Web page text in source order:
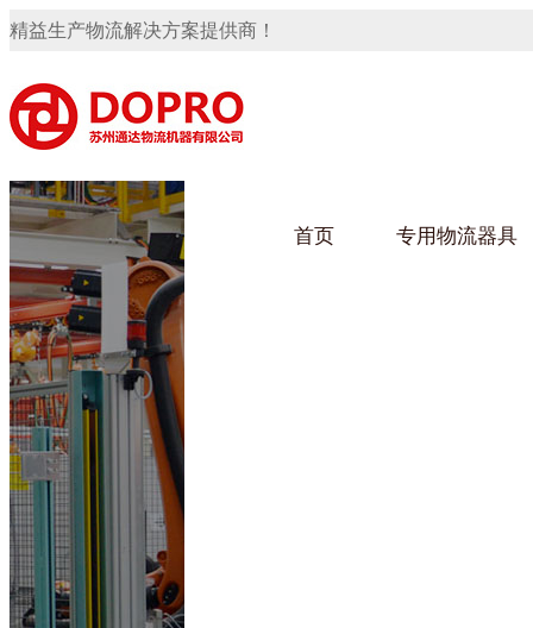
精益生产物流解决方案提供商！
首页 专用物流器具
91免费观看视频架
变速箱托盘
发动机料架
仪表盘料架
消声器料架
手推车
气瓶料架
隐藏式马桶水箱支架
汽车行业